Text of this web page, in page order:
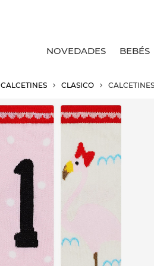
NOVEDADES BEBÉS
CALCETINES CLASICO